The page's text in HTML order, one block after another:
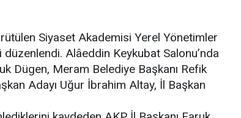
Siyaset Akademisi Yerel Yönetimler
Alâeddin Keykubat Salonu’nda
Dügen, Meram Belediye Başkanı Refik
Adayı Uğur İbrahim Altay, İl Başkan